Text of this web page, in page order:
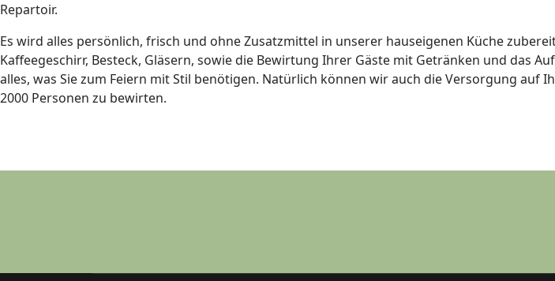
Repartoir.
Es wird alles persönlich, frisch und ohne Zusatzmittel in unserer hauseigenen Küche
Kaffeegeschirr, Besteck, Gläsern, sowie die Bewirtung Ihrer Gäste mit Getränken und das
alles, was Sie zum Feiern mit Stil benötigen. Natürlich können wir auch die Versorgung
2000 Personen zu bewirten.